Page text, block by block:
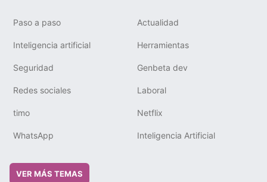
Paso a paso Actualidad
Inteligencia artificial Herramientas
Seguridad Genbeta dev
Redes sociales Laboral
timo Netflix
WhatsApp Inteligencia Artificial
VER MÁS TEMAS